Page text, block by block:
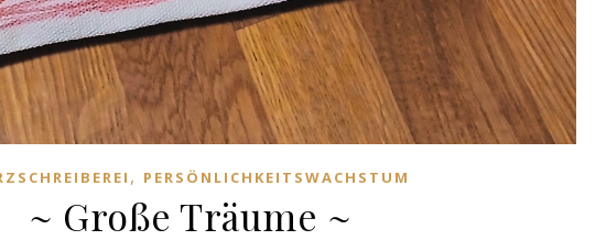
, PERSÖNLICHKEITSWACHSTUM
~ Große Träume ~